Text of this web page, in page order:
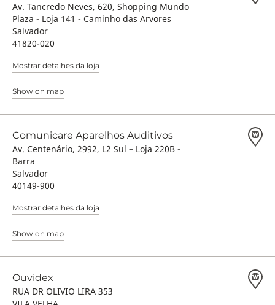
Av. Tancredo Neves, 620, Shopping Mundo
Plaza - Loja 141 - Caminho das Arvores
Salvador
41820-020
Mostrar detalhes da loja
Show on map
Comunicare Aparelhos Auditivos
Av. Centenário, 2992, L2 Sul – Loja 220B -
Barra
Salvador
40149-900
Mostrar detalhes da loja
Show on map
Ouvidex
RUA DR OLIVIO LIRA 353